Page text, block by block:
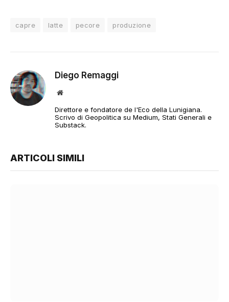
capre latte pecore produzione
Diego Remaggi
Sito
Direttore e fondatore de l'Eco della Lunigiana.
Scrivo di Geopolitica su Medium, Stati Generali e
Substack.
ARTICOLI SIMILI